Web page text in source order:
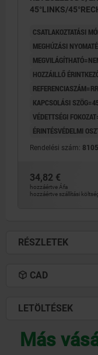
45°LINKS/
CSATLAKOZTATÁSI
MEGHÚZÁSI
HOZZÁILLŐ
KAPCSOLÁSI
VÉDETTSÉGI
ÉRINTÉSVÉDELMI
Rendelési szám:
34,82 €
hozzáértve Áfa
hozzáértve szállítási
RÉSZLETEK
CAD
LETÖLTÉSEK
Más